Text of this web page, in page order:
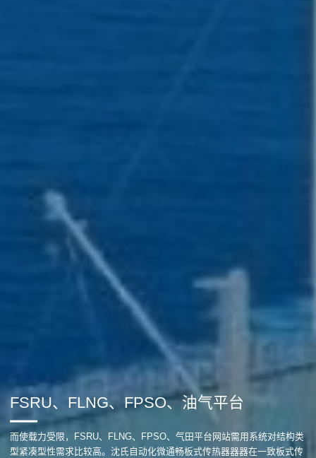
FSRU、FLNG、FPSO、油气平台
而使载力受限，FSRU、FLNG、FPSO、气田平台网站需用系统对结构类
型紧凑型性需求比较高。沈氏自动化微通畅板式传热器器器在一致板式传